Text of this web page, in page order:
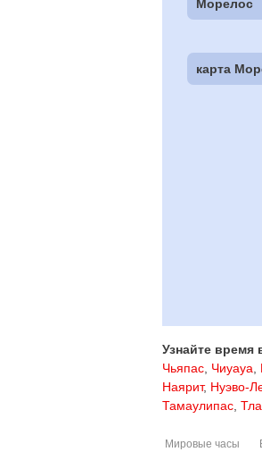
Морелос
карта
Узнайте время
Чьяпас, Чиуауа,
Наярит, Нуэво-
Тамаулипас,
Мировые часы